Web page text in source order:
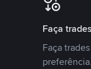
Faça
Faça